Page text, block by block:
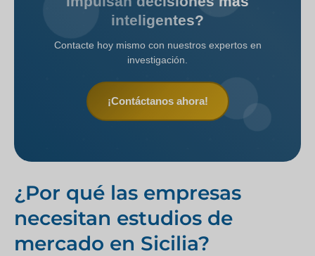
inteligentes?
Contacte hoy mismo con nuestros expertos en
investigación.
¡Contáctanos ahora!
¿Por qué las empresas
necesitan estudios de
mercado en Sicilia?